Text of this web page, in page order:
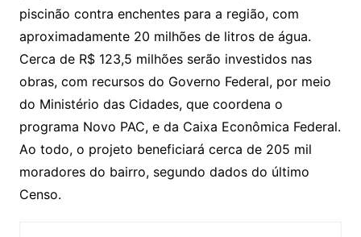
piscinão contra enchentes para a região, com
aproximadamente 20 milhões de litros de água.
Cerca de R$ 123,5 milhões serão investidos nas
obras, com recursos do Governo Federal, por meio
do Ministério das Cidades, que coordena o
programa Novo PAC, e da Caixa Econômica Federal.
Ao todo, o projeto beneficiará cerca de 205 mil
moradores do bairro, segundo dados do último
Censo.